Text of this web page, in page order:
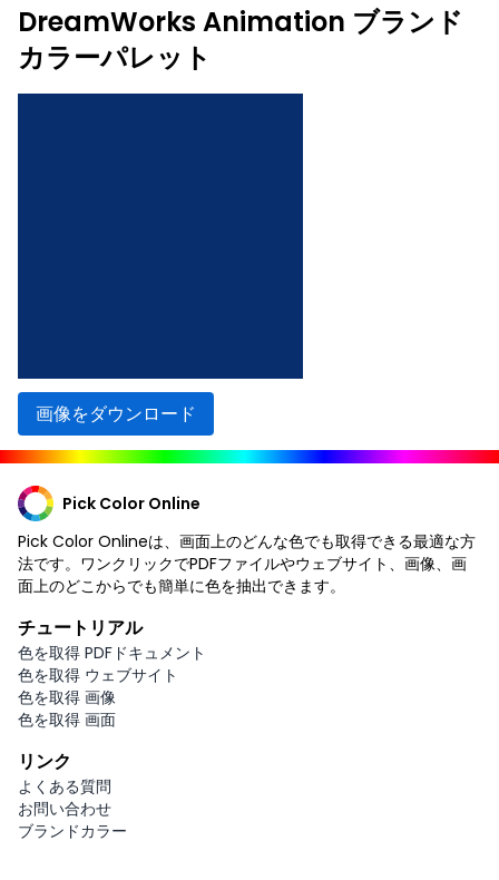
DreamWorks Animation ブランド
カラーパレット
画像をダウンロード
Pick Color Online
Pick Color Onlineは、画面上のどんな色でも取得できる最適な方
法です。ワンクリックでPDFファイルやウェブサイト、画像、画
面上のどこからでも簡単に色を抽出できます。
チュートリアル
色を取得 PDFドキュメント
色を取得 ウェブサイト
色を取得 画像
色を取得 画面
リンク
よくある質問
お問い合わせ
ブランドカラー